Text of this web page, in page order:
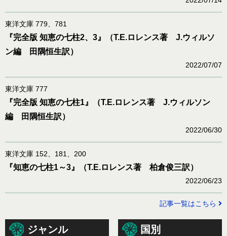
東洋文庫 779、781
『完全版 知恵の七柱2、3』（T.E.ロレンス著 J.ウィルソ
ン編 田隅恒生訳）
2022/07/07
東洋文庫 777
『完全版 知恵の七柱1』（T.E.ロレンス著 J.ウィルソン
編 田隅恒生訳）
2022/06/30
東洋文庫 152、181、200
『知恵の七柱1～3』（T.E.ロレンス著 柏倉俊三訳）
2022/06/23
記事一覧はこちら
ジャンル 国別